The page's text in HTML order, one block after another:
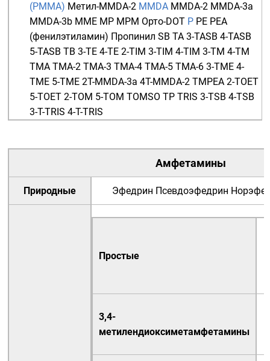
(PMMA) Метил-MMDA-2 MMDA MMDA-2 MMDA-3a
MMDA-3b MME MP MPM Орто-DOT P PE PEA
(фенилэтиламин) Пропинил SB TA 3-TASB 4-TASB
5-TASB TB 3-TE 4-TE 2-TIM 3-TIM 4-TIM 3-TM 4-TM
TMA TMA-2 TMA-3 TMA-4 TMA-5 TMA-6 3-TME 4-
TME 5-TME 2T-MMDA-3a 4T-MMDA-2 TMPEA 2-TOET
5-TOET 2-TOM 5-TOM TOMSO TP TRIS 3-TSB 4-TSB
3-T-TRIS 4-T-TRIS
Амфетамины
Природные Эфедрин Псевдоэфедрин
Простые
3,4-
метилендиоксиметамфетамины